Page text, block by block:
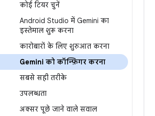
कोई टियर चुनें
Android Studio में Gemini का
इस्तेमाल शुरू करना
कारोबारों के लिए शुरुआत करना
Gemini को कॉन्फ़िगर करना
सबसे सही तरीके
उपलब्धता
अक्सर पूछे जाने वाले सवाल